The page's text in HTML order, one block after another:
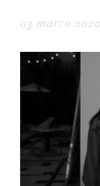
03 marzo 2020